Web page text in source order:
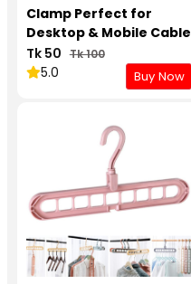
Clamp Perfect for
Desktop & Mobile Cable
Management
Tk 50 Tk 100
5.0 Buy Now